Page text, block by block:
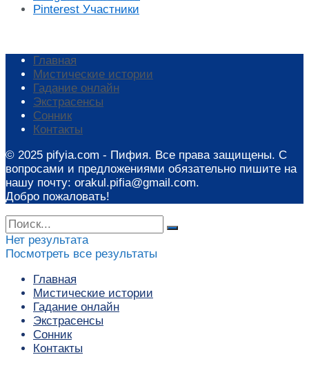
Pinterest Участники
Главная
Мистические истории
Гадание онлайн
Экстрасенсы
Сонник
Контакты
© 2025 pifyia.com - Пифия. Все права защищены. С
вопросами и предложениями обязательно пишите на
нашу почту: orakul.pifia@gmail.com.
Добро пожаловать!
Нет результата
Посмотреть все результаты
Главная
Мистические истории
Гадание онлайн
Экстрасенсы
Сонник
Контакты